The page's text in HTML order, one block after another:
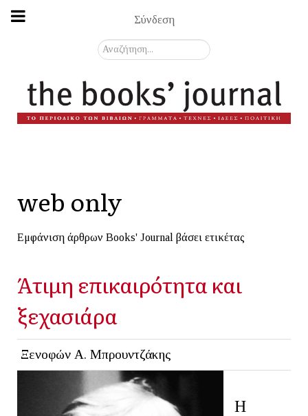
Σύνδεση
Αναζήτηση...
web only
Εμφάνιση άρθρων Books' Journal βάσει ετικέτας
Άτιμη επικαιρότητα και
ξεχασιάρα
Ξενοφών Α. Μπρουντζάκης
Η